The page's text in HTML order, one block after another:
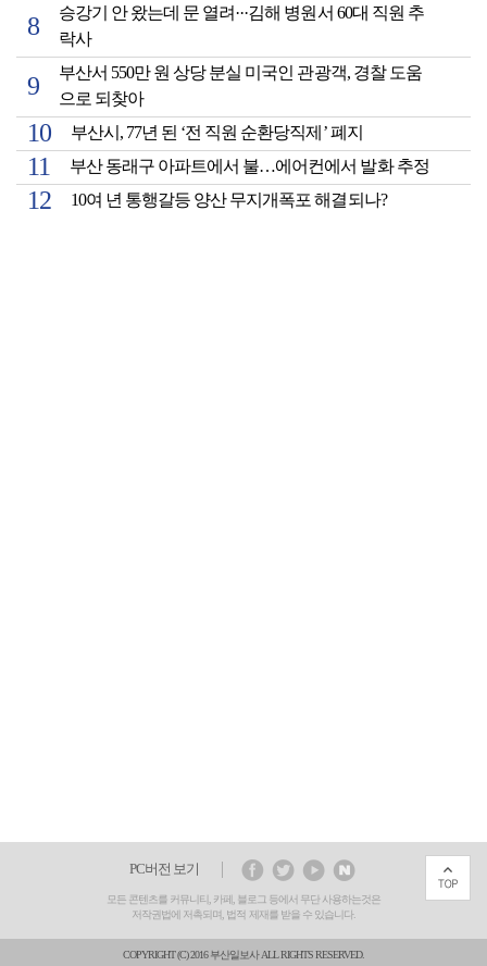
승강기 안 왔는데 문 열려···김해 병원서 60대 직원 추
락사
부산서 550만 원 상당 분실 미국인 관광객, 경찰 도움
으로 되찾아
부산시, 77년 된 ‘전 직원 순환당직제’ 폐지
부산 동래구 아파트에서 불…에어컨에서 발화 추정
10여 년 통행갈등 양산 무지개폭포 해결되나?
PC버전 보기
모든 콘텐츠를 커뮤니티, 카페, 블로그 등에서 무단 사용하는것은
저작권법에 저촉되며, 법적 제재를 받을 수 있습니다.
COPYRIGHT (C) 2016 부산일보사 ALL RIGHTS RESERVED.